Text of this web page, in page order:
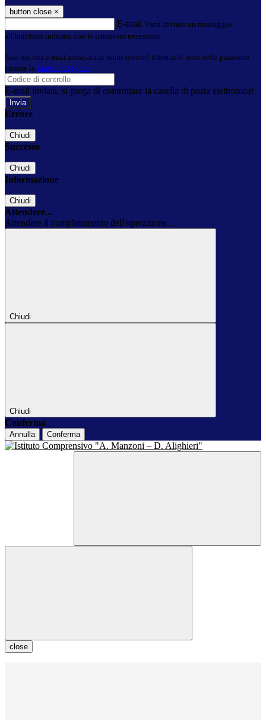
button close ×
E-mail Verrà inviato un messaggio
all'indirizzo indicato con le istruzioni necessarie.
Non hai una e-mail associata al nome utente? Effettua il reset della password
tramite la Login Spaggiari
E-mail inviata, si prega di controllare la casella di posta elettronica!
Errore
Chiudi
Successo
Chiudi
Informazione
Chiudi
Attendere...
Attendere il completamento dell'operazione...
Chiudi
Chiudi
Conferma
Annulla Conferma
close